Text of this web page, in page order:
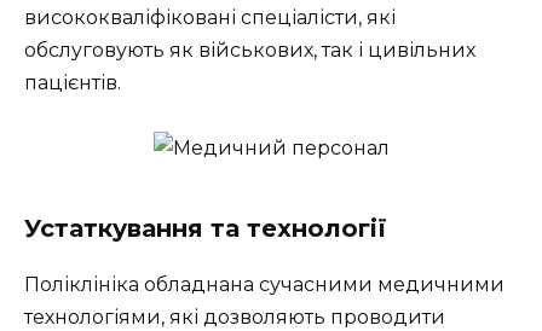
висококваліфіковані спеціалісти, які
обслуговують як військових, так і цивільних
пацієнтів.
Устаткування та технології
Поліклініка обладнана сучасними медичними
технологіями, які дозволяють проводити